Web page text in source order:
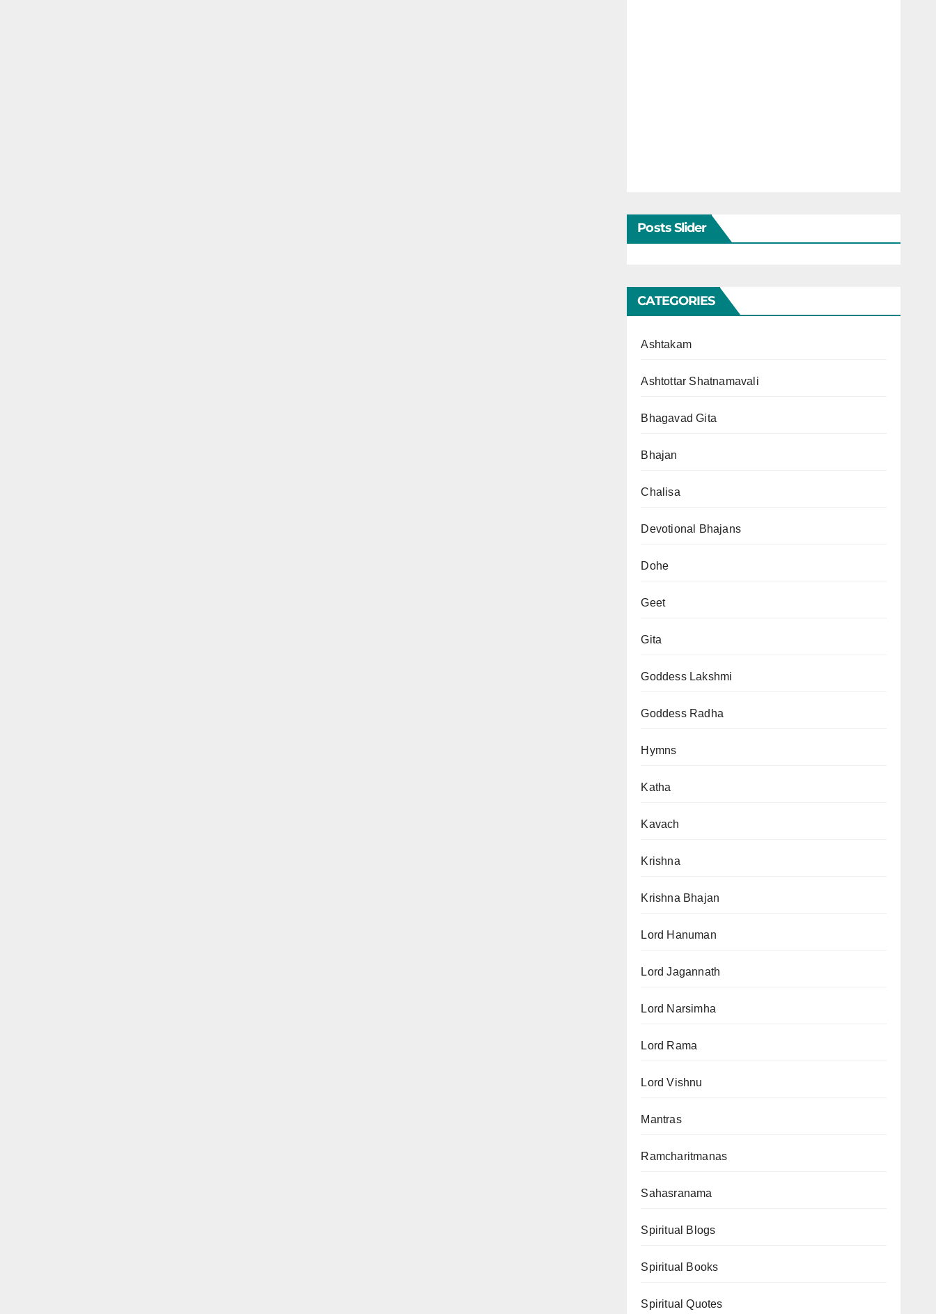
Posts Slider
CATEGORIES
Ashtakam
Ashtottar Shatnamavali
Bhagavad Gita
Bhajan
Chalisa
Devotional Bhajans
Dohe
Geet
Gita
Goddess Lakshmi
Goddess Radha
Hymns
Katha
Kavach
Krishna
Krishna Bhajan
Lord Hanuman
Lord Jagannath
Lord Narsimha
Lord Rama
Lord Vishnu
Mantras
Ramcharitmanas
Sahasranama
Spiritual Blogs
Spiritual Books
Spiritual Quotes